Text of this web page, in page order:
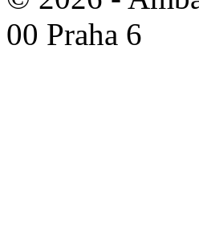
00 Praha 6